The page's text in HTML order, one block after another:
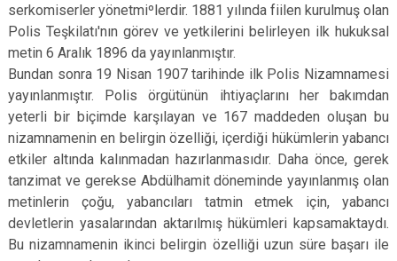
serkomiserler yönetmiºlerdir. 1881 yılında fiilen kurulmuş olan
Polis Teşkilatı'nın görev ve yetkilerini belirleyen ilk hukuksal
metin 6 Aralık 1896 da yayınlanmıştır.
Bundan sonra 19 Nisan 1907 tarihinde ilk Polis Nizamnamesi
yayınlanmıştır. Polis örgütünün ihtiyaçlarını her bakımdan
yeterli bir biçimde karşılayan ve 167 maddeden oluşan bu
nizamnamenin en belirgin özelliği, içerdiği hükümlerin yabancı
etkiler altında kalınmadan hazırlanmasıdır. Daha önce, gerek
tanzimat ve gerekse Abdülhamit döneminde yayınlanmış olan
metinlerin çoğu, yabancıları tatmin etmek için, yabancı
devletlerin yasalarından aktarılmış hükümleri kapsamaktaydı.
Bu nizamnamenin ikinci belirgin özelliği uzun süre başarı ile